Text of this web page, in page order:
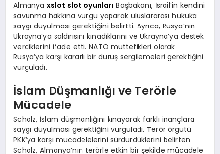
Almanyaxslot slot oyunları Başbakanı, İsrail’in kendini
savunma hakkına vurgu yaparak uluslararası hukuka
saygı duyulması gerektiğini belirtti. Ayrıca, Rusya’nın
Ukrayna’ya saldırısını kınadıklarını ve Ukrayna’ya destek
verdiklerini ifade etti. NATO müttefikleri olarak
Rusya’ya karşı kararlı bir duruş sergilemeleri gerektiğini
vurguladı.
İslam Düşmanlığı ve Terörle
Mücadele
Scholz, İslam düşmanlığını kınayarak farklı inançlara
saygı duyulması gerektiğini vurguladı. Terör örgütü
PKK’ya karşı mücadelelerini sürdürdüklerini belirten
Scholz, Almanya’nın terörle etkin bir şekilde mücadele